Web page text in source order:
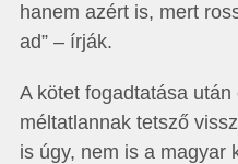
hanem azért is, mert
ad” – írják.
A kötet fogadtatása
méltatlannak tetsző
is úgy, nem is a magyar